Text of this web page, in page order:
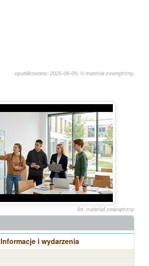
opublikowano: 2026-06-09, © materiał zewnętrzny,
fot. materiał zewnętrzny
Informacje i wydarzenia